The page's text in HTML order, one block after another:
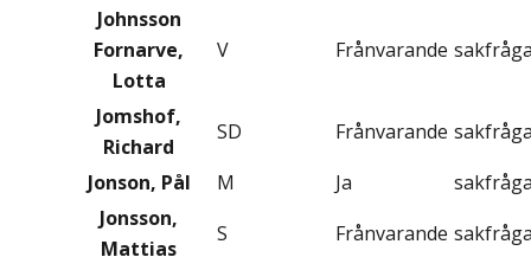
Johnsson
Fornarve,
Lotta
V Frånvarande
Jomshof,
Richard
SD Frånvarande
Jonson, Pål
M Ja
Jonsson,
Mattias
S Frånvarande